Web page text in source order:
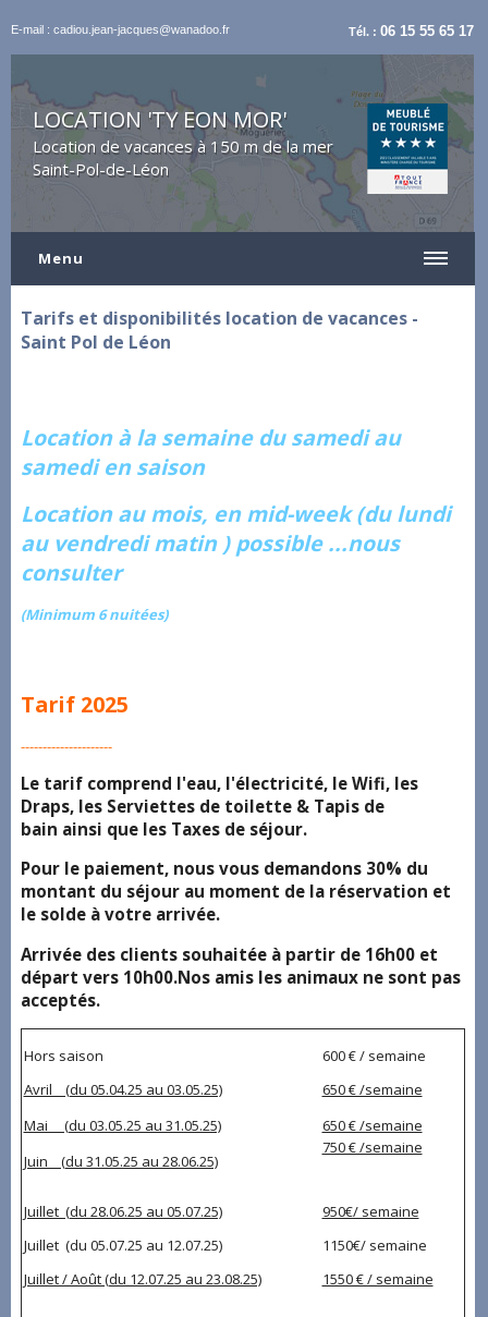
E-mail : cadiou.jean-jacques@wanadoo.fr Tél. :06 15 55 65 17
LOCATION 'TY EON MOR'
Location de vacances à 150 m de la mer
Saint-Pol-de-Léon
Menu
Tarifs et disponibilités location de vacances -
Saint Pol de Léon
Location à la semaine du samedi au
samedi en saison
Location au mois, en mid-week (du lundi
au vendredi matin ) possible ...nous
consulter
(Minimum 6 nuitées)
Tarif 2025
---------------------
Le tarif comprend l'eau, l'électricité, le Wifi, les
Draps, les Serviettes de toilette & Tapis de
bain ainsi que les Taxes de séjour.
Pour le paiement, nous vous demandons 30% du
montant du séjour au moment de la réservation et
le solde à votre arrivée.
Arrivée des clients souhaitée à partir de 16h00 et
départ vers 10h00.Nos amis les animaux ne sont pas
acceptés.
Hors saison
Avril (du 05.04.25 au 03.05.25)
600 € / semaine
650 € /semaine
Mai (du 03.05.25 au 31.05.25)
650 € /semaine
Juin (du 31.05.25 au 28.06.25)
750 € /semaine
Juillet (du 28.06.25 au 05.07.25)
Juillet (du 05.07.25 au 12.07.25)
Juillet / Août (du 12.07.25 au 23.08.25)
950€/ semaine
1150€/ semaine
1550 € / semaine